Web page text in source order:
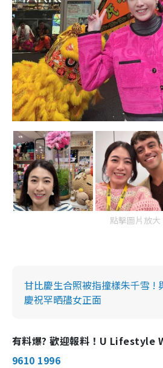
點擊圖片放大
甘比慶生合照被指撞樣朱千雪 !
慶祝罕晒孻女正面
有料爆? 歡迎報料！U Lifestyle
9610 1996